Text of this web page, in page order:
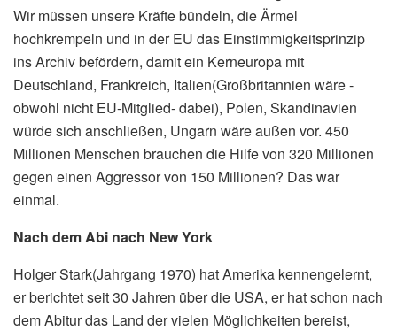
Wir müssen unsere Kräfte bündeln, die Ärmel
hochkrempeln und in der EU das Einstimmigkeitsprinzip
ins Archiv befördern, damit ein Kerneuropa mit
Deutschland, Frankreich, Italien(Großbritannien wäre -
obwohl nicht EU-Mitglied- dabei), Polen, Skandinavien
würde sich anschließen, Ungarn wäre außen vor. 450
Millionen Menschen brauchen die Hilfe von 320 Millionen
gegen einen Aggressor von 150 Millionen? Das war
einmal.
Nach dem Abi nach New York
Holger Stark(Jahrgang 1970) hat Amerika kennengelernt,
er berichtet seit 30 Jahren über die USA, er hat schon nach
dem Abitur das Land der vielen Möglichkeiten bereist,